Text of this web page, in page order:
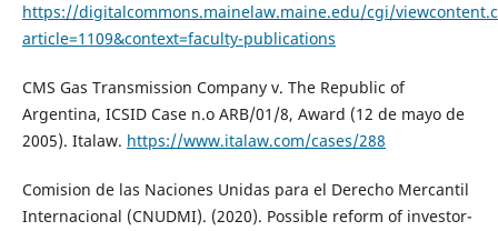
https://digitalcommons.mainelaw.maine.edu/cgi/
article=1109&context=faculty-publications
CMS Gas Transmission Company v. The Republic of
Argentina, ICSID Case n.o ARB/01/8, Award (12 de mayo de
2005). Italaw. https://www.italaw.com/cases/288
Comision de las Naciones Unidas para el Derecho Mercantil
Internacional (CNUDMI). (2020). Possible reform of investor-